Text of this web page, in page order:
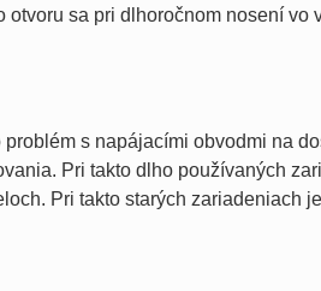
sa pri dlhoročnom nosení vo
s napájacími obvodmi na
Pri takto dlho používaných
Pri takto starých zariadeniach